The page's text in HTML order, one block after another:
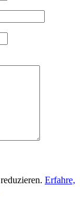
Erfahre,